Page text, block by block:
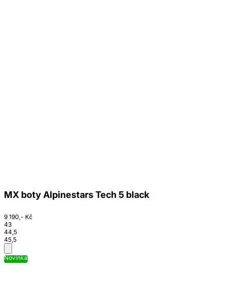
MX boty Alpinestars Tech 5 black
9 190,- Kč
43
44,5
45,5
Novinka